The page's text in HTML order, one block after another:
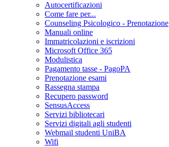
Autocertificazioni
Come fare per...
Counseling Psicologico - Prenotazione
Manuali online
Immatricolazioni e iscrizioni
Microsoft Office 365
Modulistica
Pagamento tasse - PagoPA
Prenotazione esami
Rassegna stampa
Recupero password
SensusAccess
Servizi bibliotecari
Servizi digitali agli studenti
Webmail studenti UniBA
Wifi